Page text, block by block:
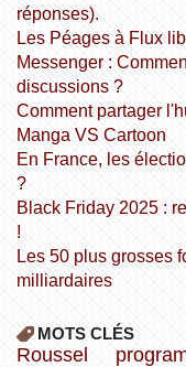
réponses).
Les Péages à Flux
Messenger : Comment récupérer et lire toutes les
discussions ?
Comment partager
Manga VS Cartoon
En France, les élections municipales : comment ça marche
?
Black Friday 2025 : records de ventes, chaos de livraisons
!
Les 50 plus grosses fortunes de France sont tous des
milliardaires
MOTS CLÉS
Roussel